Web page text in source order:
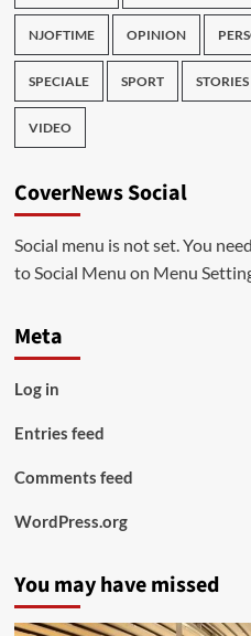
NJOFTIME OPINION
SPECIALE SPORT STORIES
VIDEO
CoverNews Social
Social menu is not set. You
to Social Menu on Menu
Meta
Log in
Entries feed
Comments feed
WordPress.org
You may have missed